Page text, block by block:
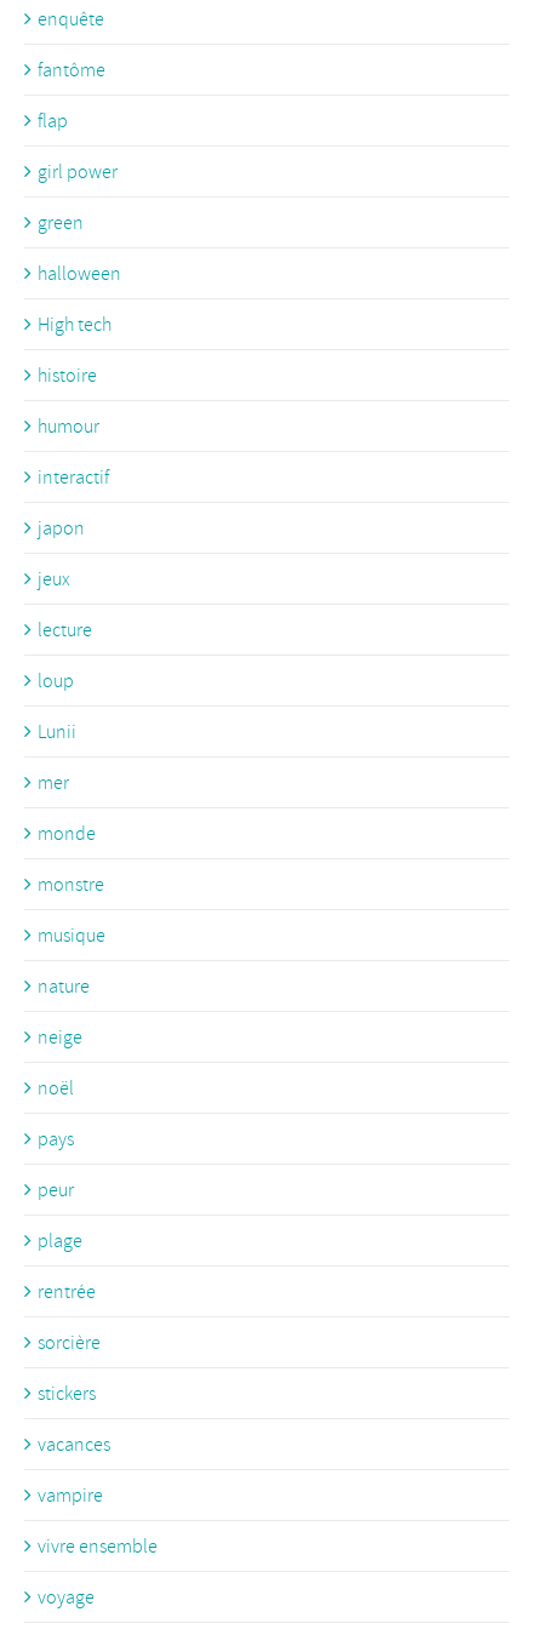
enquête
fantôme
flap
girl power
green
halloween
High tech
histoire
humour
interactif
japon
jeux
lecture
loup
Lunii
mer
monde
monstre
musique
nature
neige
noël
pays
peur
plage
rentrée
sorcière
stickers
vacances
vampire
vivre ensemble
voyage